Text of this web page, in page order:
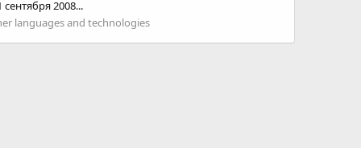
2008...
languages and technologies